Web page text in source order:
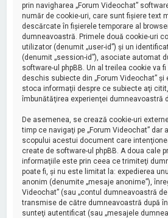
prin navigharea „Forum Videochat”
număr de cookie-uri, care sunt fişiere text
descărcate în fişierele temporare al
dumneavoastră. Primele două cookie-uri
utilizator (denumit „user-id”) şi un
(denumit „session-id”), asociate automat
software-ul phpBB. Un al treilea cookie va
deschis subiecte din „Forum Videochat”
stoca informaţii despre ce subiecte aţi
îmbunătăţirea experienţei dumneavoastră
De asemenea, se crează cookie-uri
timp ce navigaţi pe „Forum Videochat” dar
scopului acestui document care
create de software-ul phpBB. A doua cale
informaţiile este prin ceea ce trimiteţi
poate fi, şi nu este limitat la: expedierea
anonim (denumite „mesaje anonime”),
Videochat” (sau „contul dumneavoastră
transmise de către dumneavoastră după
sunteţi autentificat (sau „mesajele